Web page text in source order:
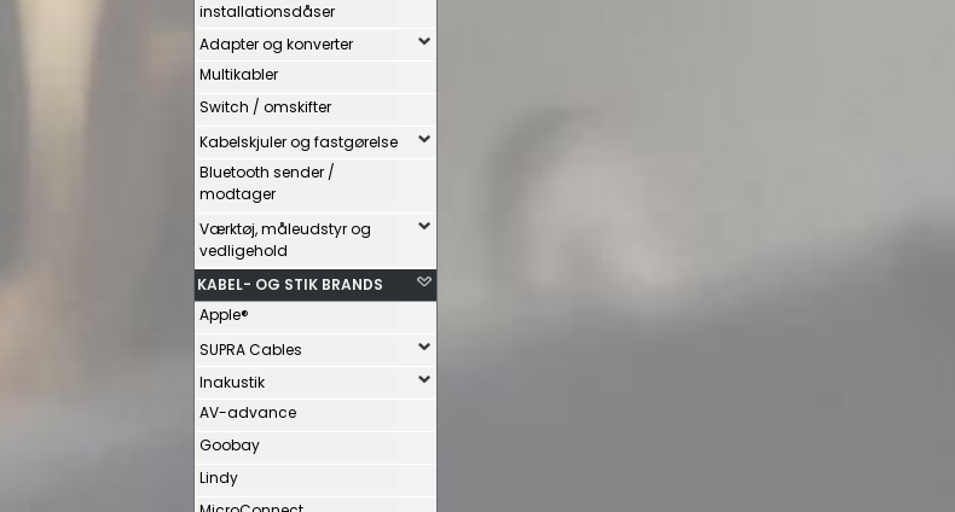
installationsdåser
Adapter og konverter
Multikabler
Switch / omskifter
Kabelskjuler og fastgørelse
Bluetooth sender /
modtager
Værktøj, måleudstyr og
vedligehold
KABEL- OG STIK BRANDS
Apple®
SUPRA Cables
Inakustik
AV-advance
Goobay
Lindy